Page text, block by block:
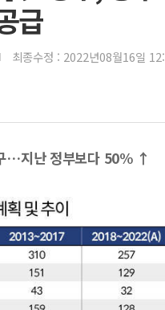
급
최종수정 : 2022년08월16일
…지난 정부보다 50% ↑